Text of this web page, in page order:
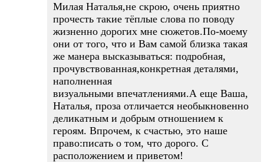
Милая Наталья,не скрою, очень приятно
прочесть такие тёплые слова по поводу
жизненно дорогих мне сюжетов.По-моему
они от того, что и Вам самой близка такая
же манера высказываться: подробная,
прочувствованная,конкретная деталями,
наполненная
визуальными впечатлениями.А еще Ваша,
Наталья, проза отличается необыкновенно
деликатным и добрым отношением к
героям. Впрочем, к счастью, это наше
право:писать о том, что дорого. С
расположением и приветом!